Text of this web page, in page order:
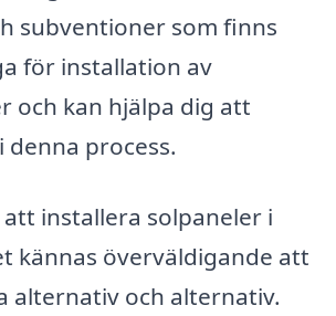
subventioner som finns
för installation av
och kan hjälpa dig att
denna process.
installera solpaneler i
kännas överväldigande att
alternativ och alternativ.